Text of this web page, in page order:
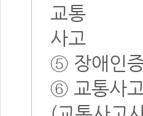
교통
사고
⑤ 장애인
⑥ 교통사